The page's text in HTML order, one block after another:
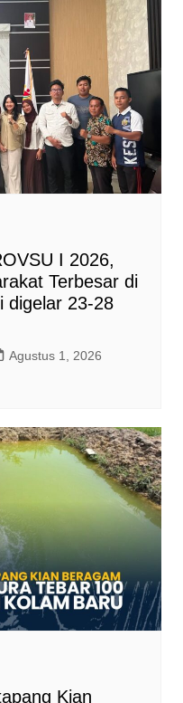
I 2026,
Terbesar di
digelar 23-28
Agustus 1, 2026
Kian